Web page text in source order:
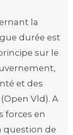
la
durée est
sur le
et des
Vld). A
forces en
question de